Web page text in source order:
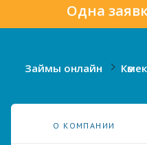
Одна
Займы онлайн
О КОМПАНИИ